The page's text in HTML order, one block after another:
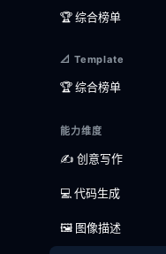
🏆 综合榜单
📐 Template
🏆 综合榜单
能力维度
✍️ 创意写作
💻 代码生成
🖼️ 图像描述